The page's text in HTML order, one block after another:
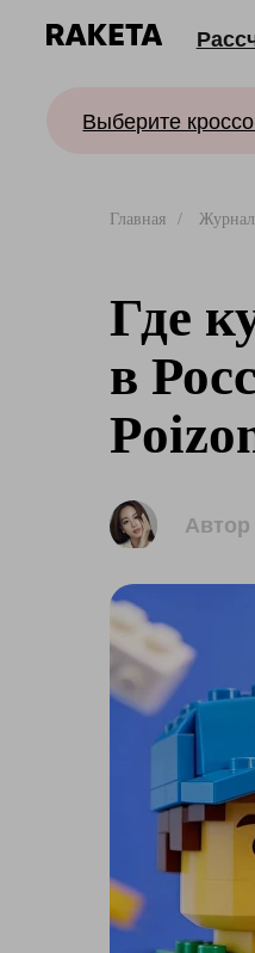
Выберите
Главная / Журнал
Где
в
Автор